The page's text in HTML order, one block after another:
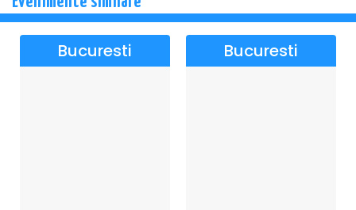
Bucuresti Bucuresti